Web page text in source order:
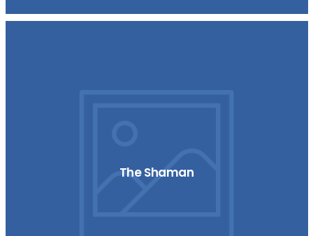
The Shaman